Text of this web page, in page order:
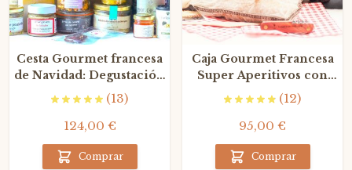
Cesta Gourmet francesa
de Navidad: Degustación
Premium con
Champagne
(13)
124,00 €
Comprar
Caja Gourmet Francesa
Super Aperitivos con
Vino Tinto Grand Cru
(12)
95,00 €
Comprar